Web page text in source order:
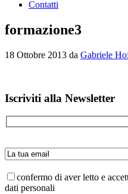
Contatti
formazione3
18 Ottobre 2013 da Gabriele
Barra
laterale
primaria
Iscriviti alla Newsletter
confermo di aver letto e
dati personali